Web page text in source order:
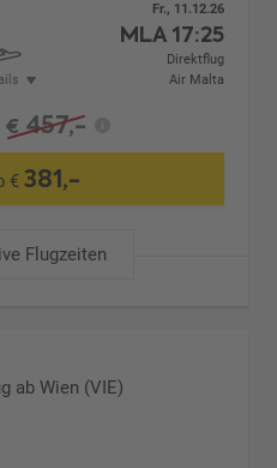
Fr., 11.12.26
MLA 17:25
Direktflug
Air Malta
€ 457,-
€381,-
Flugzeiten
ab Wien (VIE)